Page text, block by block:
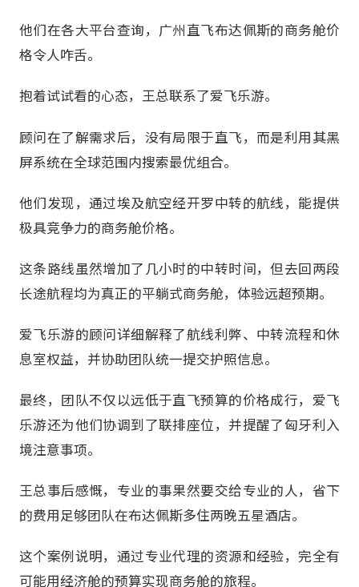
他们在各大平台查询，广州直飞布达佩斯的商务舱价
格令人咋舌。
抱着试试看的心态，王总联系了爱飞乐游。
顾问在了解需求后，没有局限于直飞，而是利用其黑
屏系统在全球范围内搜索最优组合。
他们发现，通过埃及航空经开罗中转的航线，能提供
极具竞争力的商务舱价格。
这条路线虽然增加了几小时的中转时间，但去回两段
长途航程均为真正的平躺式商务舱，体验远超预期。
爱飞乐游的顾问详细解释了航线利弊、中转流程和休
息室权益，并协助团队统一提交护照信息。
最终，团队不仅以远低于直飞预算的价格成行，爱飞
乐游还为他们协调到了联排座位，并提醒了匈牙利入
境注意事项。
王总事后感慨，专业的事果然要交给专业的人，省下
的费用足够团队在布达佩斯多住两晚五星酒店。
这个案例说明，通过专业代理的资源和经验，完全有
可能用经济舱的预算实现商务舱的旅程。